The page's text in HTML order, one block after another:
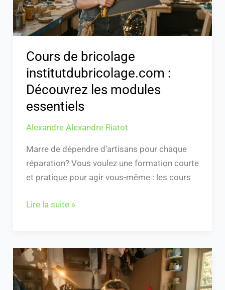
Cours de bricolage
institutdubricolage.com :
Découvrez les modules
essentiels
Alexandre Alexandre Riatot
Marre de dépendre d’artisans pour chaque
réparation? Vous voulez une formation courte
et pratique pour agir vous-même : les cours
modules
essentiels
Lire la suite »
“Eau
écarlate
équivalent